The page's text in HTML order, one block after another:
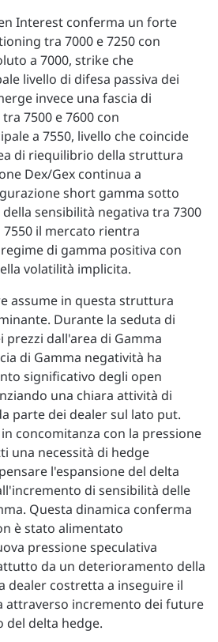
Interest conferma un forte
tra 7000 e 7250 con
a 7000, strike che
livello di difesa passiva dei
invece una fascia di
7500 e 7600 con
a 7550, livello che coincide
di riequilibrio della struttura
Dex/Gex continua a
short gamma sotto
sensibilità negativa tra 7300
il mercato rientra
di gamma positiva con
volatilità implicita.
assume in questa struttura
Durante la seduta di
prezzi dall'area di Gamma
di Gamma negatività ha
significativo degli open
una chiara attività di
parte dei dealer sul lato put.
concomitanza con la pressione
una necessità di hedge
l'espansione del delta
di sensibilità delle
Questa dinamica conferma
è stato alimentato
pressione speculativa
da un deterioramento della
costretta a inseguire il
attraverso incremento dei future
del delta hedge.